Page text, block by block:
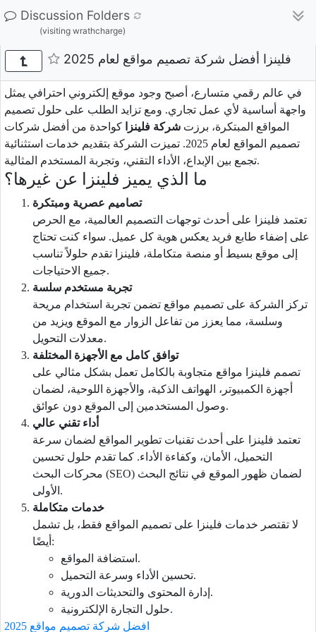
Discussion Folders
(visiting wrathcharge)
فلينزا أفضل شركة تصميم مواقع لعام 2025
في عالم رقمي متسارع، أصبح وجود موقع إلكتروني احترافي يمثل
واجهة أساسية لأي عمل تجاري. ومع تزايد الطلب على حلول تصميم
المواقع المبتكرة، برزت شركة فلينزا
كواحدة من أفضل شركات
تصميم المواقع لعام 2025. تميزت الشركة بتقديم خدمات استثنائية
تجمع بين الإبداع، الأداء التقني، وتجربة المستخدم المثالية.
ما الذي يميز فلينزا عن غيرها؟
تصاميم عصرية ومبتكرة
تعتمد فلينزا على أحدث توجهات التصميم العالمية، مع الحرص
على إضفاء طابع فريد يعكس هوية كل عميل. سواء كنت تحتاج
إلى موقع بسيط أو منصة متكاملة، فلينزا تقدم حلولاً تناسب
جميع الاحتياجات.
تجربة مستخدم سلسة
تركز الشركة على تصميم مواقع تضمن تجربة استخدام مريحة
وسلسة، مما يعزز من تفاعل الزوار مع الموقع ويزيد من
معدلات التحويل.
توافق كامل مع الأجهزة المختلفة
تصمم فلينزا مواقع متجاوبة بالكامل تعمل بشكل مثالي على
أجهزة الكمبيوتر، الهواتف الذكية، والأجهزة اللوحية، لضمان
وصول المستخدمين إلى الموقع دون عوائق.
أداء تقني عالي
تعتمد فلينزا على أحدث تقنيات تطوير المواقع لضمان سرعة
التحميل، الأمان، وكفاءة الأداء. كما تقدم حلول تحسين
محركات البحث (SEO) لضمان ظهور الموقع في نتائج البحث
الأولى.
خدمات متكاملة
لا تقتصر خدمات فلينزا على تصميم المواقع فقط، بل تشمل
أيضًا:
استضافة المواقع.
تحسين الأداء وسرعة التحميل.
إدارة المحتوى والتحديثات الدورية.
حلول التجارة الإلكترونية.
افضل شركة تصميم مواقع 2025